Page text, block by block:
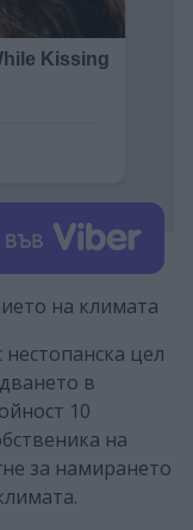
на климата
цел
в
10
на
за намирането